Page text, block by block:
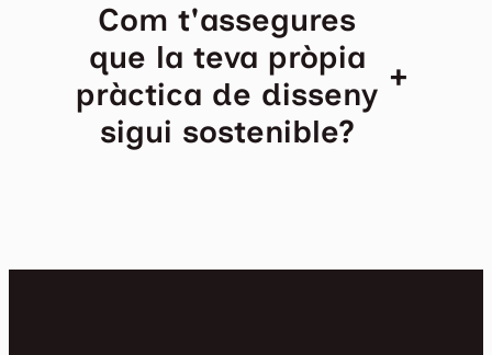
Com t'assegures
que la teva pròpia
pràctica de disseny
sigui sostenible?
+